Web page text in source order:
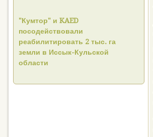
"Кумтор" и KAED
посодействовали
реабилитировать 2 тыс. га
земли в Иссык-Кульской
области